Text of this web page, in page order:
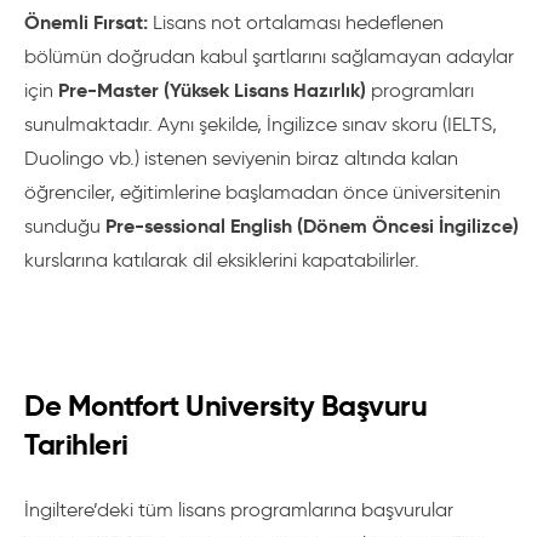
Önemli Fırsat: Lisans not ortalaması hedeflenen
bölümün doğrudan kabul şartlarını sağlamayan adaylar
için Pre-Master (Yüksek Lisans Hazırlık) programları
sunulmaktadır. Aynı şekilde, İngilizce sınav skoru (IELTS,
Duolingo vb.) istenen seviyenin biraz altında kalan
öğrenciler, eğitimlerine başlamadan önce üniversitenin
sunduğu Pre-sessional English (Dönem Öncesi İngilizce)
kurslarına katılarak dil eksiklerini kapatabilirler.
De Montfort University Başvuru
Tarihleri
İngiltere’deki tüm lisans programlarına başvurular